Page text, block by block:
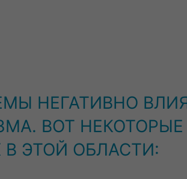
НЕГАТИВНО
ВОТ
ЭТОЙ ОБЛАСТИ: